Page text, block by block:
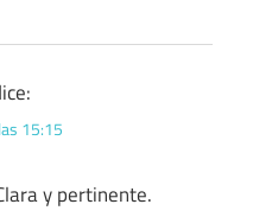
15:15
y pertinente.